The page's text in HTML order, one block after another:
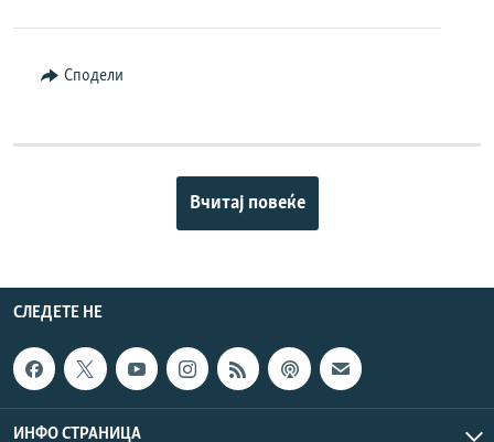
Сподели
Вчитај повеќе
СЛЕДЕТЕ НЕ
ИНФО СТРАНИЦА